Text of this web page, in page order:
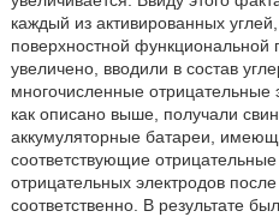
каждый из активированных
поверхностной функциональной
увеличено, вводили в состав
многочисленные отрицательные
как описано выше, получали
аккумуляторные батареи,
соответствующие
отрицательных электродов
соответственно. В результате